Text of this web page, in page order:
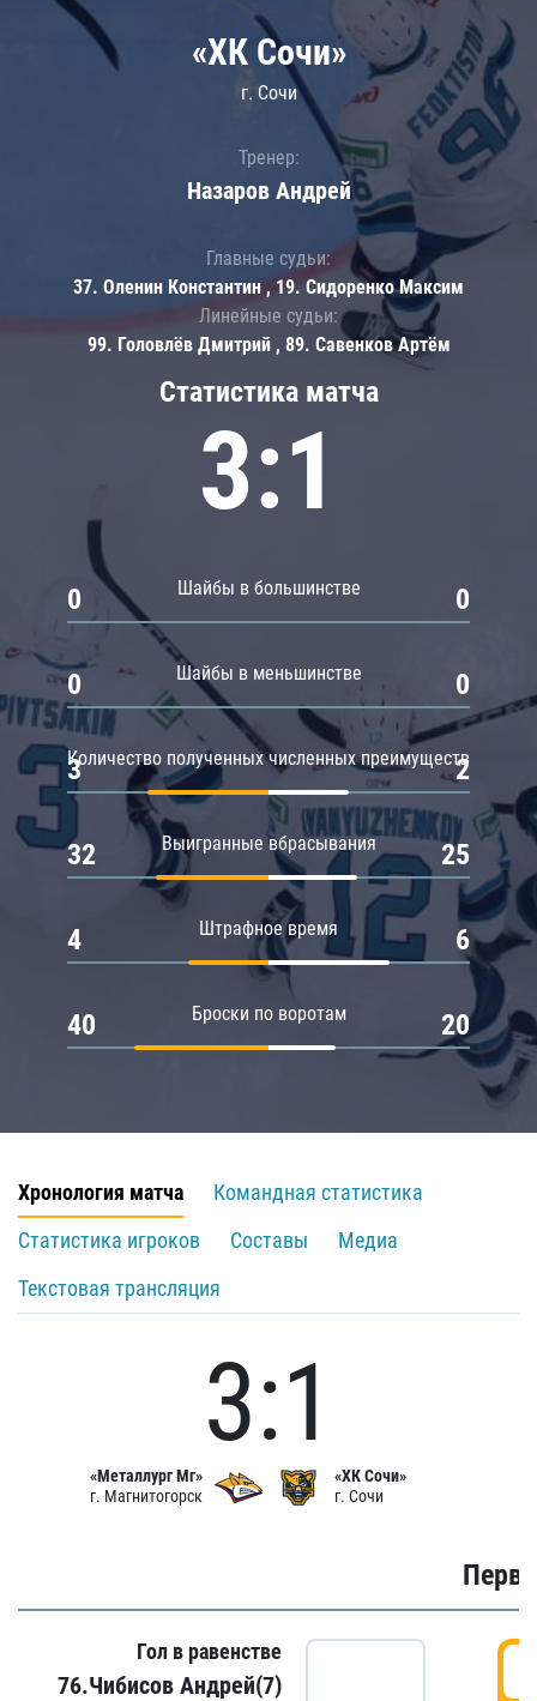
Статистика матча
3:1
Шайбы в большинстве
0 0
Шайбы в меньшинстве
0 0
Количество полученных численных преимуществ
3 2
Выигранные вбрасывания
32 25
Штрафное время
4 6
Броски по воротам
40 20
«ХК Сочи»
г. Сочи
Тренер:
Назаров Андрей
Главные судьи:
37. Оленин Константин , 19. Сидоренко Максим
Линейные судьи:
99. Головлёв Дмитрий , 89. Савенков Артём
Хронология матча
Командная статистика
Статистика игроков
Составы
Медиа
Текстовая трансляция
«Металлург Мг»
г. Магнитогорск
3:1
«ХК Сочи»
г. Сочи
Гол в равенстве
76.Чибисов Андрей(7)